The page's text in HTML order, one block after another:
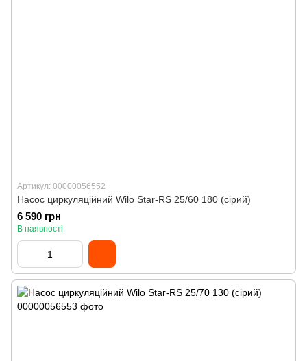
Артикул: 00000056552
Насос циркуляційний Wilo Star-RS 25/60 180 (сірий)
6 590 грн
В наявності